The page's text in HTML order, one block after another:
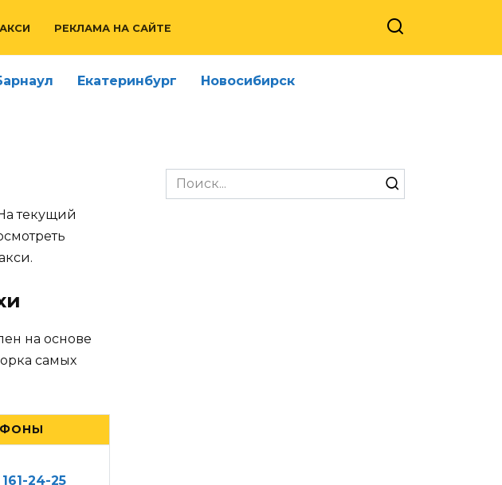
РЕКЛАМА НА САЙТЕ
Екатеринбург Новосибирск
текущий
на основе
самых
24-25
Search
for: